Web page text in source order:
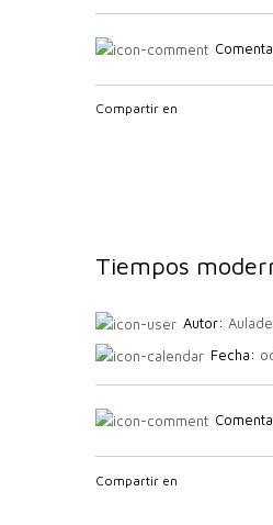
Compartir en
Tiempos
Autor:
Fecha:
Compartir en